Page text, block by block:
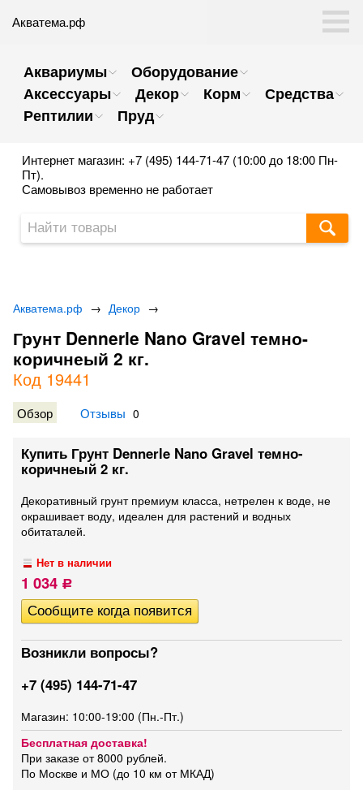
Акватема.рф
Аквариумы
Оборудование
Аксессуары
Декор Корм
Средства
Рептилии
Пруд
Интернет магазин: +7 (495) 144-71-47 (10:00 до 18:00 Пн-
Пт).
Самовывоз временно не работает
Акватема.рф → Декор →
Грунт Dennerle Nano Gravel темно-
коричнеый 2 кг.
Код 19441
Обзор Отзывы 0
Купить Грунт Dennerle Nano Gravel темно-
коричнеый 2 кг.
Декоративный грунт премиум класса, нетрелен к воде, не
окрашивает воду, идеален для растений и водных
обитаталей.
Нет в наличии
1 034 Р
Возникли вопросы?
+7 (495) 144-71-47
Магазин: 10:00-19:00 (Пн.-Пт.)
Бесплатная доставка!
При заказе от 8000 рублей.
По Москве и МО (до 10 км от МКАД)